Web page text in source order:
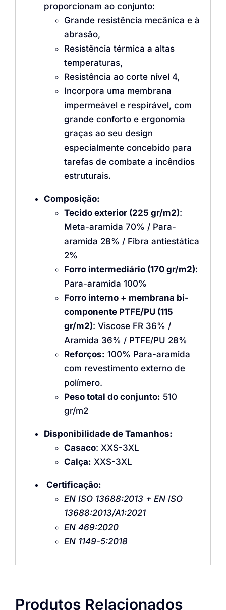
proporcionam ao conjunto:
Grande resistência mecânica e à
abrasão,
Resistência térmica a altas
temperaturas,
Resistência ao corte nível 4,
Incorpora uma membrana
impermeável e respirável, com
grande conforto e ergonomia
graças ao seu design
especialmente concebido para
tarefas de combate a incêndios
estruturais.
Composição:
Tecido exterior (225 gr/m2):
Meta-aramida 70% / Para-
aramida 28% / Fibra antiestática
2%
Forro intermediário (170 gr/m2):
Para-aramida 100%
Forro interno + membrana bi-
componente PTFE/PU (115
gr/m2): Viscose FR 36% /
Aramida 36% / PTFE/PU 28%
Reforços: 100% Para-aramida
com revestimento externo de
polímero.
Peso total do conjunto: 510
gr/m2
Disponibilidade de Tamanhos:
Casaco: XXS-3XL
Calça: XXS-3XL
Certificação:
EN ISO 13688:2013 + EN ISO
13688:2013/A1:2021
EN 469:2020
EN 1149-5:2018
Produtos Relacionados